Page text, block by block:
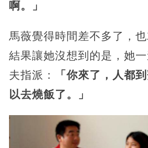
啊。」
馬薇覺得時間差不多了，也
結果讓她沒想到的是，她
夫指派：
「你來了，人都
以去燒飯了。」